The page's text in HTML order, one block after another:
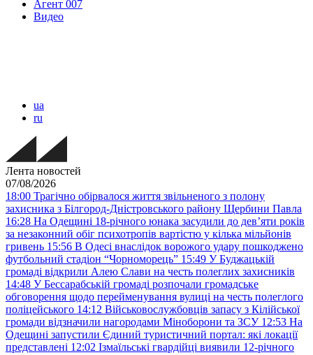
Агент 007
Видео
ua
ru
Лента новостей
07/08/2026
18:00 Трагічно обірвалося життя звільненого з полону
захисника з Білгород-Дністровського району Щербини Павла
16:28 На Одещині 18-річного юнака засудили до дев’яти років
за незаконний обіг психотропів вартістю у кілька мільйонів
гривень 15:56 В Одесі внаслідок ворожого удару пошкоджено
футбольний стадіон “Чорноморець” 15:49 У Буджацькій
громаді відкрили Алею Слави на честь полеглих захисників
14:48 У Бессарабській громаді розпочали громадське
обговорення щодо перейменування вулиці на честь полеглого
поліцейського 14:12 Військовослужбовців запасу з Кілійської
громади відзначили нагородами Міноборони та ЗСУ 12:53 На
Одещині запустили Єдиний туристичний портал: які локації
представлені 12:02 Ізмаїльські гвардійці виявили 12-річного